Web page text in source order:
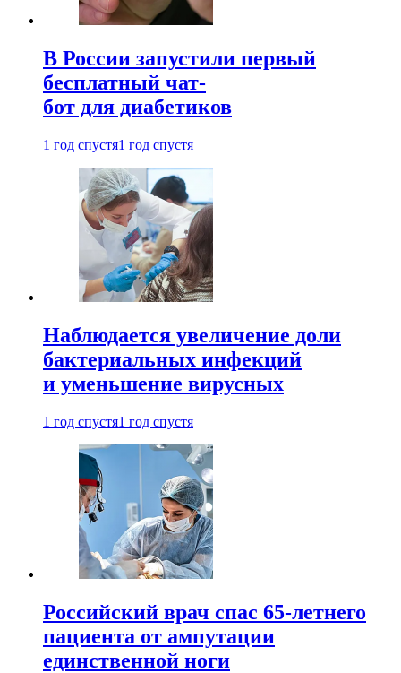
В России запустили первый
бесплатный чат-
бот для диабетиков
1 год спустя1 год спустя
Наблюдается увеличение доли
бактериальных инфекций
и уменьшение вирусных
1 год спустя1 год спустя
Российский врач спас 65-летнего
пациента от ампутации
единственной ноги